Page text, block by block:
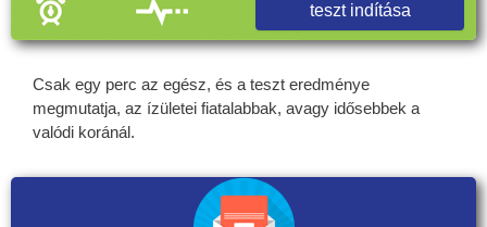
teszt indítása
Csak egy perc az egész, és a teszt eredménye
megmutatja, az ízületei fiatalabbak, avagy idősebbek a
valódi koránál.